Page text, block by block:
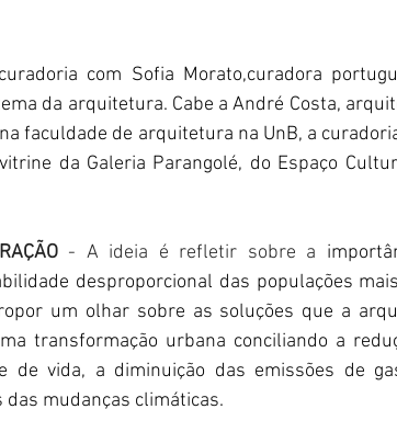
com Sofia Morato,curadora
da arquitetura. Cabe a André Costa,
faculdade de arquitetura na UnB, a
da Galeria Parangolé, do Espaço
- A ideia é refletir sobre a
desproporcional das populações
um olhar sobre as soluções que a
transformação urbana conciliando a
de vida, a diminuição das emissões de
das mudanças climáticas.